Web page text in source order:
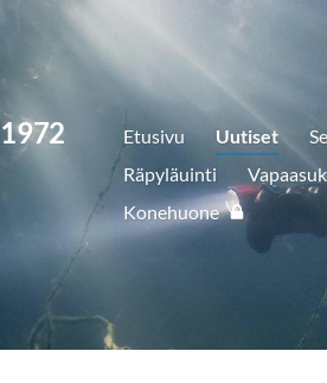
Etusivu Uutiset
Räpyläuinti
Konehuone